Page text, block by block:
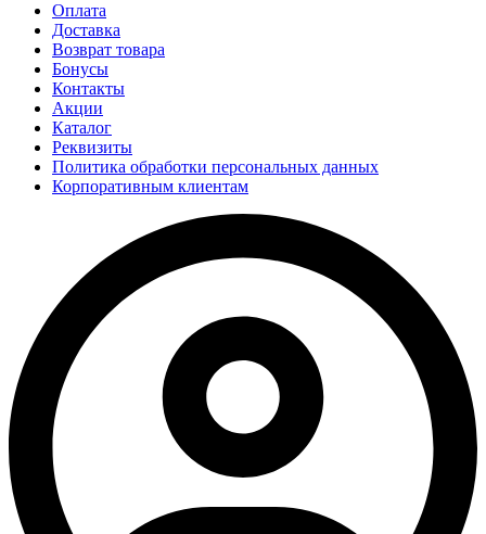
Оплата
Доставка
Возврат товара
Бонусы
Контакты
Акции
Каталог
Реквизиты
Политика обработки персональных данных
Корпоративным клиентам